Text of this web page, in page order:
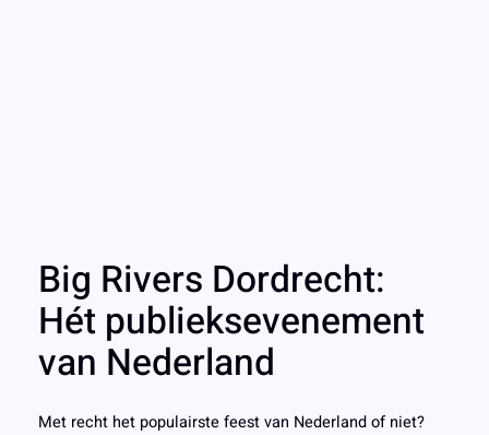
Big Rivers Dordrecht:
Hét publieksevenement
van Nederland
Met recht het populairste feest van Nederland of niet?